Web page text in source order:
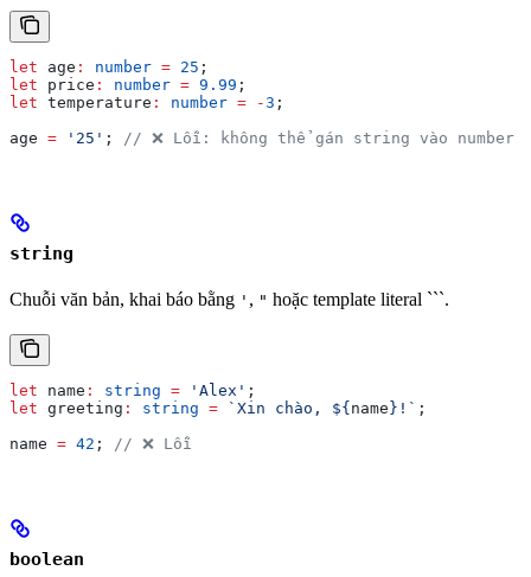
let age : number = 25 ;
let price : number = 9.99 ;
let temperature : number = -3 ;
age = '25' ; // ❌ Lỗi: không thể gán string vào number
string
Chuỗi văn bản, khai báo bằng ' , " hoặc template literal ```.
let name : string = 'Alex' ;
let greeting : string = `Xin chào, ${ name } !` ;
name = 42 ; // ❌ Lỗi
boolean